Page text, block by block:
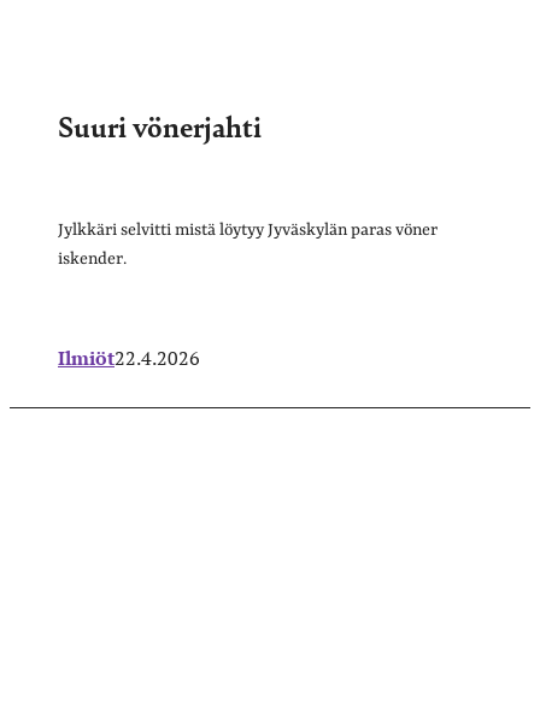
Suuri vönerjahti
Jylkkäri selvitti mistä löytyy Jyväskylän paras vöner
iskender.
Ilmiöt22.4.2026